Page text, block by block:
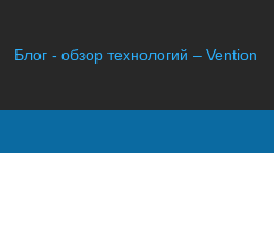
Блог - обзор технологий – Vention